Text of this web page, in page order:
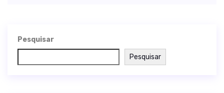
Pesquisar
Pesquisar